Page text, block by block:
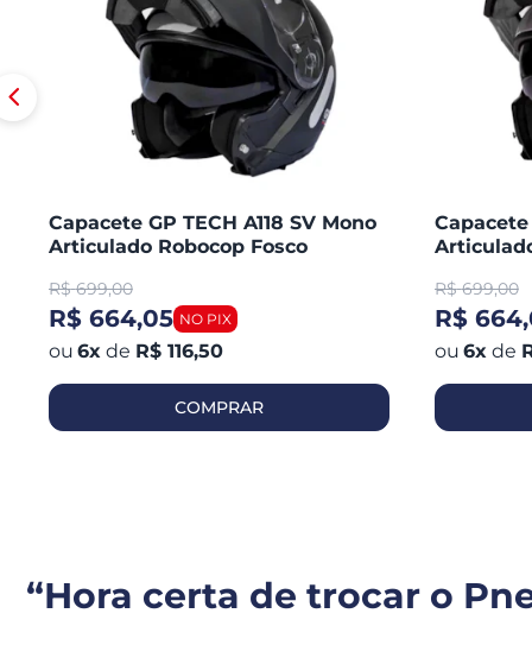
Capacete GP TECH A118 SV Mono
Articulado Robocop Fosco
R$ 699,00
R$ 664,05
6x de R$ 116,50
COMPRAR
Capacete
R$ 699,00
R$
6x de
“Hora certa de trocar o